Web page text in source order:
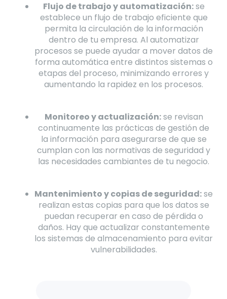
Flujo de trabajo y automatización:se
establece un flujo de trabajo eficiente que
permita la circulación de la información
dentro de tu empresa. Al automatizar
procesos se puede ayudar a mover datos de
forma automática entre distintos sistemas o
etapas del proceso, minimizando errores y
aumentando la rapidez en los procesos.
Monitoreo y actualización:se revisan
continuamente las prácticas de gestión de
la información para asegurarse de que se
cumplan con las normativas de seguridad y
las necesidades cambiantes de tu negocio.
Mantenimiento y copias de seguridad:se
realizan estas copias para que los datos se
puedan recuperar en caso de pérdida o
daños. Hay que actualizar constantemente
los sistemas de almacenamiento para evitar
vulnerabilidades.